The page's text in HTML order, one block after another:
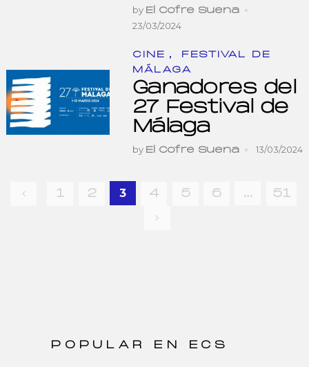
by El Cofre Suena
23/03/2024
CINE ,
FESTIVAL DE
MÁLAGA
Ganadores del
27 Festival de
Málaga
by El Cofre Suena 13/03/2024
Navegación
1 2 3 4 5 6 … 51
POPULAR EN ECS